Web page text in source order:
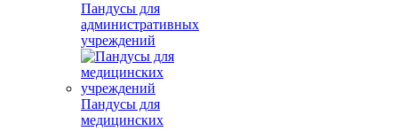
Пандусы для
административных
учреждений
Пандусы для
медицинских